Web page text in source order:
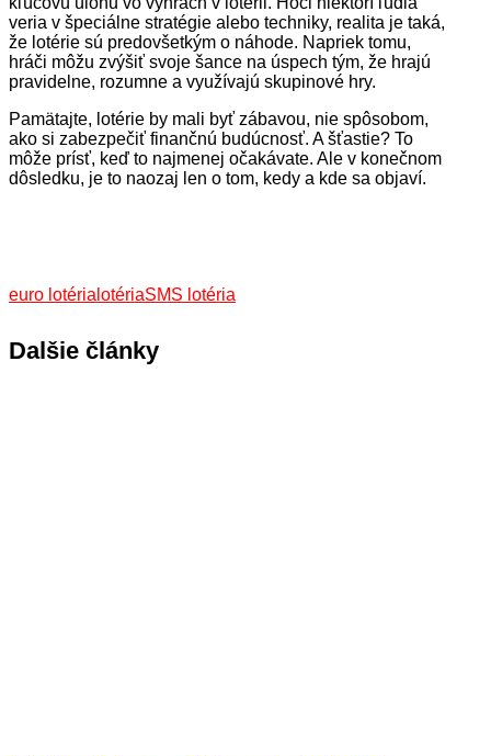
veria v špeciálne stratégie alebo techniky, realita je taká,
že lotérie sú predovšetkým o náhode. Napriek tomu,
hráči môžu zvýšiť svoje šance na úspech tým, že hrajú
pravidelne, rozumne a využívajú skupinové hry.
Pamätajte, lotérie by mali byť zábavou, nie spôsobom,
ako si zabezpečiť finančnú budúcnosť. A šťastie? To
môže prísť, keď to najmenej očakávate. Ale v konečnom
dôsledku, je to naozaj len o tom, kedy a kde sa objaví.
euro lotéria lotériaSMS lotéria
Dalšie články